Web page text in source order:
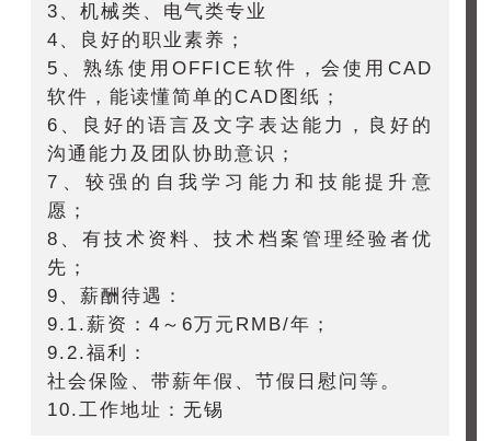
3、机械类、电气类专业
4、良好的职业素养；
5、熟练使用OFFICE软件，会使用CAD
软件，能读懂简单的CAD图纸；
6、良好的语言及文字表达能力，良好的
沟通能力及团队协助意识；
7、较强的自我学习能力和技能提升意
愿；
8、有技术资料、技术档案管理经验者优
先；
9、薪酬待遇：
9.1.薪资：4～6万元RMB/年；
9.2.福利：
社会保险、带薪年假、节假日慰问等。
10.工作地址：无锡